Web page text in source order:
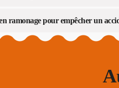
ramonage pour empêcher un